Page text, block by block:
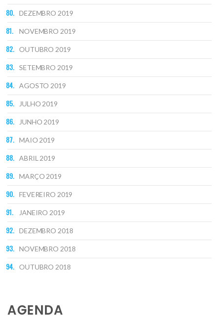
DEZEMBRO 2019
NOVEMBRO 2019
OUTUBRO 2019
SETEMBRO 2019
AGOSTO 2019
JULHO 2019
JUNHO 2019
MAIO 2019
ABRIL 2019
MARÇO 2019
FEVEREIRO 2019
JANEIRO 2019
DEZEMBRO 2018
NOVEMBRO 2018
OUTUBRO 2018
AGENDA